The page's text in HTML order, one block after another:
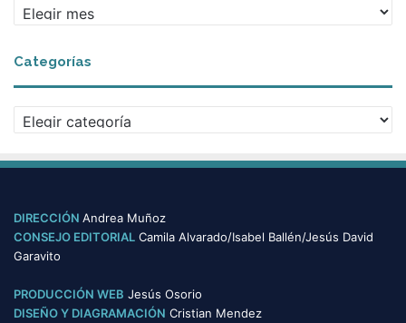
r
h
i
Categorías
a
e
o
r
s
DIRECCIÓN Andrea Muñoz
CONSEJO EDITORIAL Camila Alvarado/Isabel Ballén/Jesús David
Garavito
PRODUCCIÓN WEB Jesús Osorio
DISEÑO Y DIAGRAMACIÓN Cristian Mendez